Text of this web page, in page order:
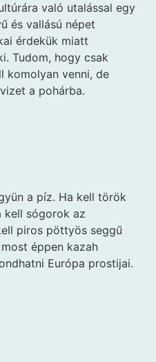
való utalással egy
és vallású népet
érdekük miatt
Tudom, hogy csak
komolyan venni, de
a pohárba.
a píz. Ha kell török
kell sógorok az
piros pöttyös seggű
éppen kazah
Európa prostijai.